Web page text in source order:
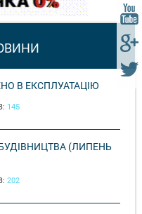
В ЕКСПЛУАТАЦІЮ
145
(ЛИПЕНЬ
202